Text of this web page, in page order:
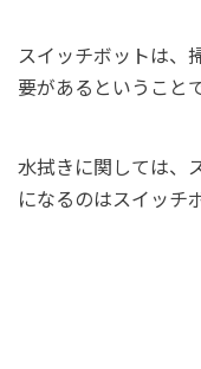
スイッチボットは、
要があるということで
水拭きに関しては、
になるのはスイッチ